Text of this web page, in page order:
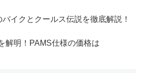
イクとクールス伝説を徹底解説！
解明！PAMS仕様の価格は